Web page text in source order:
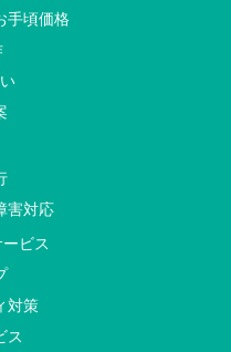
手頃価格
害対応
ビス
対策
ス